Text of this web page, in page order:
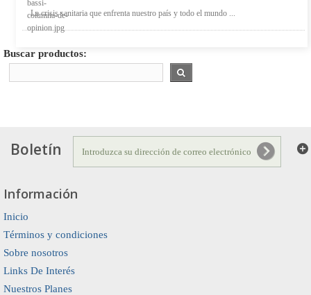
La crisis sanitaria que enfrenta nuestro país y todo el mundo ...
Buscar productos:
Boletín
Información
Inicio
Términos y condiciones
Sobre nosotros
Links De Interés
Nuestros Planes